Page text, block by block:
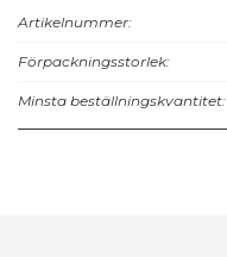
Artikelnummer:
Förpackningsstorlek:
Minsta beställningskvantitet: